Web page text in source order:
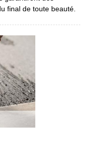
final de toute beauté.